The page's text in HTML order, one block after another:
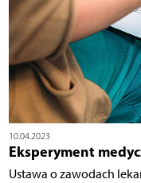
10.04.2023
Eksperyment
Ustawa o zawodach